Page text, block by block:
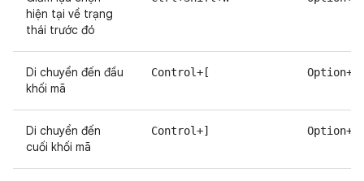
hiện tại về trạng
thái trước đó
Di chuyển đến đầu
khối mã
Control+[
Di chuyển đến
cuối khối mã
Control+]